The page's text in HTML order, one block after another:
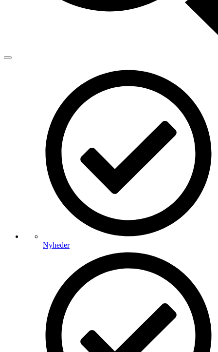
Nyheder